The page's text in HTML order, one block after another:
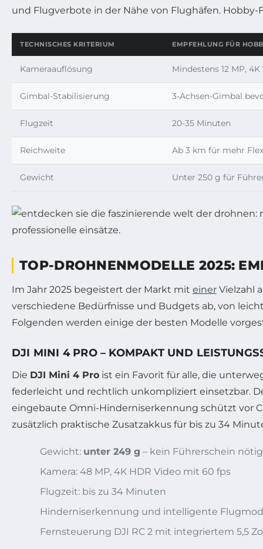
und Flugverbote in der Nähe von Flughäfen.
TECHNISCHES KRITERIUM EMPFEHLUNG FÜR
Kameraauflösung Mindestens 12 MP,
Gimbal-Stabilisierung 3-Achsen-Gimbal
Flugzeit 20-35 Minuten
Reichweite Ab 3 km für mehr
Gewicht Unter 250 g für
TOP-DROHNENMODELLE 2025:
Im Jahr 2025 begeistert der Markt mit einer Vielzahl
verschiedene Bedürfnisse und Budgets ab, von
Folgenden werden einige der besten Modelle
DJI MINI 4 PRO – KOMPAKT UND
Die DJI Mini 4 Pro ist ein Favorit für alle, die
federleicht und rechtlich unkompliziert einsetzbar.
eingebaute Omni-Hinderniserkennung schützt vor
zusätzlich praktische Zusatzakkus für bis zu 34
Gewicht: unter 249 g – kein Führerschein nötig
Kamera: 48 MP, 4K HDR Video mit 60 fps
Flugzeit: bis zu 34 Minuten
Hinderniserkennung und intelligente
Fernsteuerung DJI RC 2 mit integriertem 5,5